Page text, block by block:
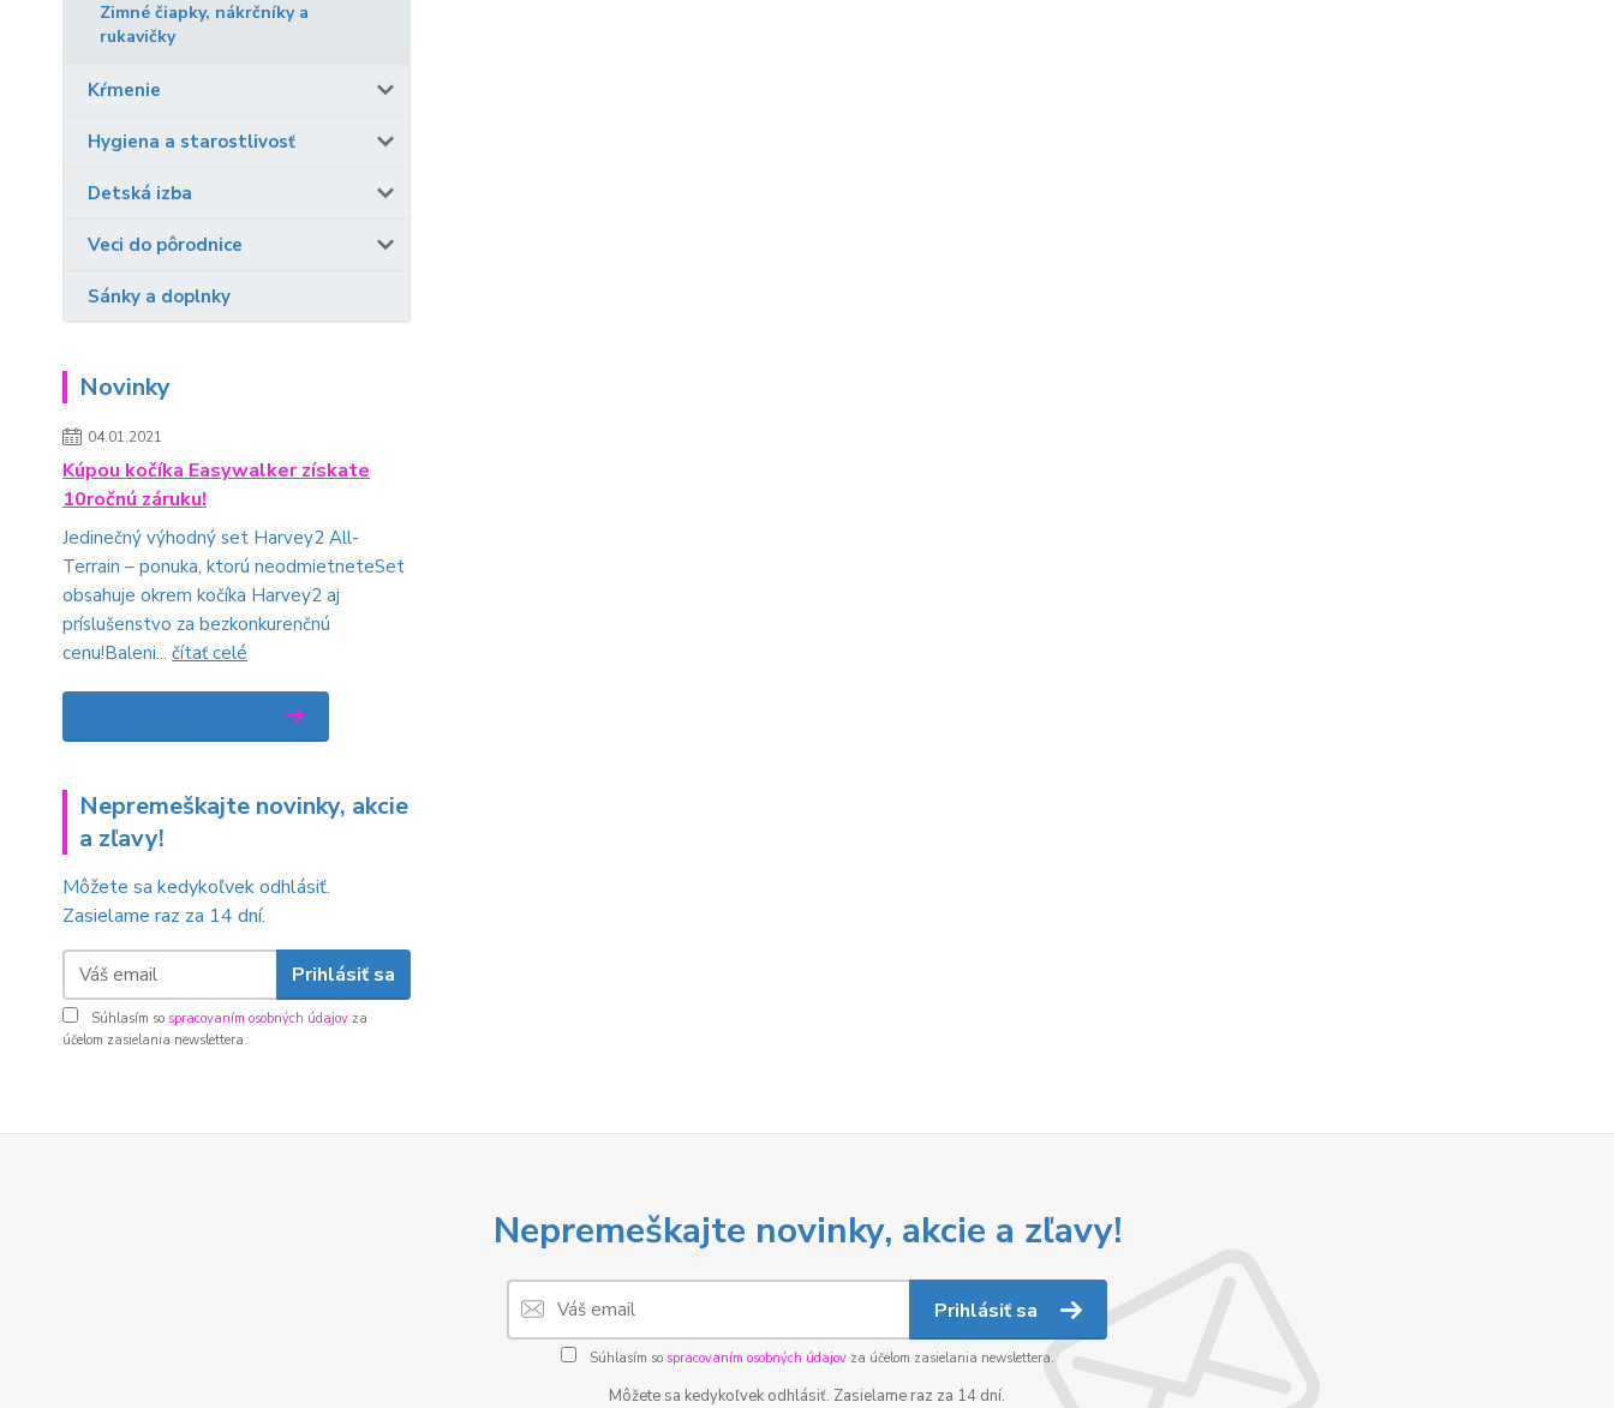
Zimné čiapky, nákrčníky a
rukavičky
Kŕmenie
Hygiena a starostlivosť
Detská izba
Veci do pôrodnice
Sánky a doplnky
Novinky
04.01.2021
Kúpou kočíka Easywalker získate
10ročnú záruku!
Jedinečný výhodný set Harvey2 All-
Terrain – ponuka, ktorú neodmietneteSet
obsahuje okrem kočíka Harvey2 aj
príslušenstvo za bezkonkurenčnú
cenu!Baleni... čítať celé
Nepremeškajte novinky, akcie
a zľavy!
Môžete sa kedykoľvek odhlásiť.
Zasielame raz za 14 dní.
Prihlásiť sa
Súhlasím so spracovaním osobných údajov za
účelom zasielania newslettera.
Nepremeškajte novinky, akcie a zľavy!
Prihlásiť sa
Súhlasím so spracovaním osobných údajovza účelom zasielania newslettera.
Môžete sa kedykoľvek odhlásiť. Zasielame raz za 14 dní.